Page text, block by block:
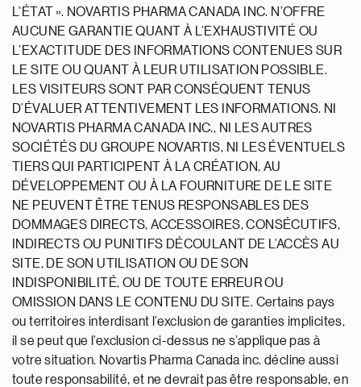
L’ÉTAT ». NOVARTIS PHARMA CANADA INC. N’OFFRE
AUCUNE GARANTIE QUANT À L’EXHAUSTIVITÉ OU
L’EXACTITUDE DES INFORMATIONS CONTENUES SUR
LE SITE OU QUANT À LEUR UTILISATION POSSIBLE.
LES VISITEURS SONT PAR CONSÉQUENT TENUS
D’ÉVALUER ATTENTIVEMENT LES INFORMATIONS. NI
NOVARTIS PHARMA CANADA INC., NI LES AUTRES
SOCIÉTÉS DU GROUPE NOVARTIS, NI LES ÉVENTUELS
TIERS QUI PARTICIPENT À LA CRÉATION, AU
DÉVELOPPEMENT OU À LA FOURNITURE DE LE SITE
NE PEUVENT ÊTRE TENUS RESPONSABLES DES
DOMMAGES DIRECTS, ACCESSOIRES, CONSÉCUTIFS,
INDIRECTS OU PUNITIFS DÉCOULANT DE L’ACCÈS AU
SITE, DE SON UTILISATION OU DE SON
INDISPONIBILITÉ, OU DE TOUTE ERREUR OU
OMISSION DANS LE CONTENU DU SITE. Certains pays
ou territoires interdisant l’exclusion de garanties implicites,
il se peut que l’exclusion ci-dessus ne s’applique pas à
votre situation. Novartis Pharma Canada inc. décline aussi
toute responsabilité, et ne devrait pas être responsable, en